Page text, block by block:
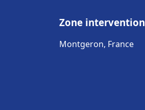
Zone intervention
Montgeron, France